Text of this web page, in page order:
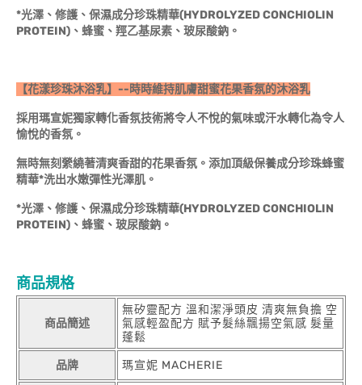
*光澤、修護、保濕成分珍珠精華(HYDROLYZED CONCHIOLIN
PROTEIN)、蜂蜜、羥乙基尿素、玻尿酸鈉。
【花漾珍珠沐浴乳】--時時維持肌膚甜蜜花果香氛的沐浴乳
採用瑪宣妮獨家轉化香氛技術將令人不悅的氣味或汗水轉化為令人
愉悅的香氛。
無時無刻縈繞著清爽香甜的花果香氛。添加頂級保養成分珍珠蜂蜜
精華*洗出水嫩彈性光澤肌。
*光澤、修護、保濕成分珍珠精華(HYDROLYZED CONCHIOLIN
PROTEIN)、蜂蜜、玻尿酸鈉。
商品規格
商品簡述
無矽靈配方 溫和潔淨頭皮 清爽無負擔 空
氣感輕盈配方 賦予髮絲飄揚空氣感 髮量
蓬鬆
品牌 瑪宣妮 MACHERIE